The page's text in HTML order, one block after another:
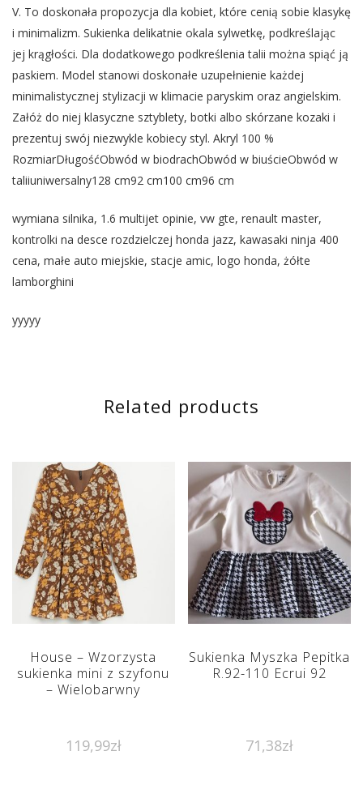
V. To doskonała propozycja dla kobiet, które cenią sobie klasykę
i minimalizm. Sukienka delikatnie okala sylwetkę, podkreślając
jej krągłości. Dla dodatkowego podkreślenia talii można spiąć ją
paskiem. Model stanowi doskonałe uzupełnienie każdej
minimalistycznej stylizacji w klimacie paryskim oraz angielskim.
Załóż do niej klasyczne sztyblety, botki albo skórzane kozaki i
prezentuj swój niezwykle kobiecy styl. Akryl 100 %
RozmiarDługośćObwód w biodrachObwód w biuścieObwód w
taliiuniwersalny128 cm92 cm100 cm96 cm
wymiana silnika, 1.6 multijet opinie, vw gte, renault master,
kontrolki na desce rozdzielczej honda jazz, kawasaki ninja 400
cena, małe auto miejskie, stacje amic, logo honda, żółte
lamborghini
yyyyy
Related products
House – Wzorzysta
sukienka mini z szyfonu
– Wielobarwny
119,99zł
Sukienka Myszka Pepitka
R.92-110 Ecrui 92
71,38zł